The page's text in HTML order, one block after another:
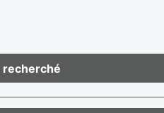
recherché